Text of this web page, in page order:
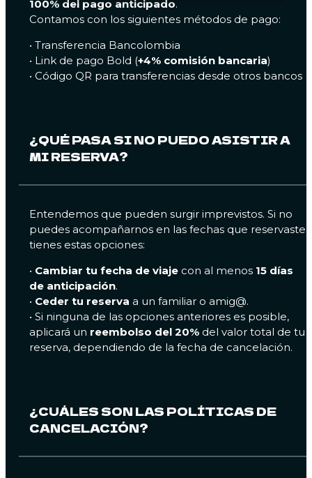
100% del pago anticipado.
Contamos con los siguientes métodos de pago:
• Transferencia Bancolombia
• Link de pago Bold (+4% comisión bancaria)
• Código QR para transferencias desde otros bancos
¿QUÉ PASA SI NO PUEDO ASISTIR A
MI RESERVA?
Entendemos que pueden surgir imprevistos. Si no
puedes acompañarnos en las fechas que reservaste,
tienes estas opciones:
• Cambiar tu fecha de viaje con al menos 15 días
de anticipación.
• Ceder tu reserva a un familiar o amig@.
• Si ninguna de las opciones anteriores es posible,
aplicará un reembolso del 20% del valor total de tu
reserva, dependiendo de la fecha de cancelación.
¿CUÁLES SON LAS POLÍTICAS DE
CANCELACIÓN?